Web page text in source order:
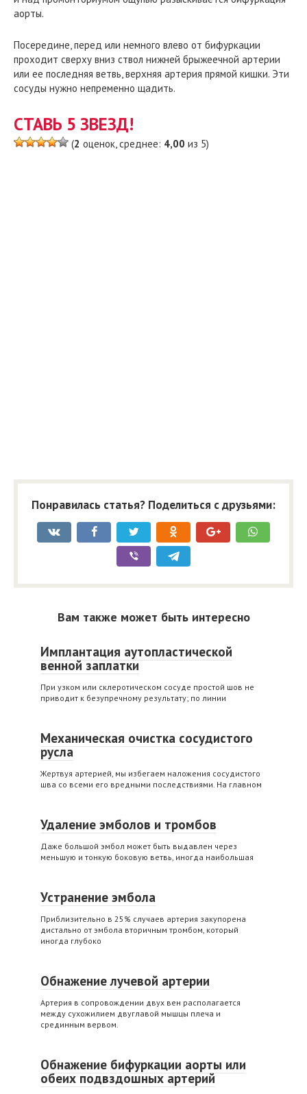
аорты.
Посередине, перед или немного влево от бифуркации
проходит сверху вниз ствол нижней брыжеечной артерии
или ее последняя ветвь, верхняя артерия прямой кишки. Эти
сосуды нужно непременно щадить.
СТАВЬ 5 ЗВЕЗД!
(2 оценок, среднее: 4,00 из 5)
Понравилась статья? Поделиться с друзьями:
Вам также может быть интересно
Имплантация аутопластической
венной заплатки
При узком или склеротическом сосуде простой шов не
приводит к безупречному результату; по линии
Механическая очистка сосудистого
русла
Жертвуя артерией, мы избегаем наложения сосудистого
шва со всеми его вредными последствиями. На главном
Удаление эмболов и тромбов
Даже большой эмбол может быть выдавлен через
меньшую и тонкую боковую ветвь, иногда наибольшая
Устранение эмбола
Приблизительно в 25% случаев артерия закупорена
дистально от эмбола вторичным тромбом, который
иногда глубоко
Обнажение лучевой артерии
Артерия в сопровождении двух вен располагается
между сухожилием двуглавой мышцы плеча и
срединным вервом.
Обнажение бифуркации аорты или
обеих подвздошных артерий